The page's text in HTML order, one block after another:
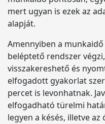
mert ugyan is ezek az
alapját.
Amennyiben a
beléptető rendszer
visszakereshető és
elfogadott gyakorlat
percet is levonhatnak.
elfogadható türelmi
legyen a késés, illetve